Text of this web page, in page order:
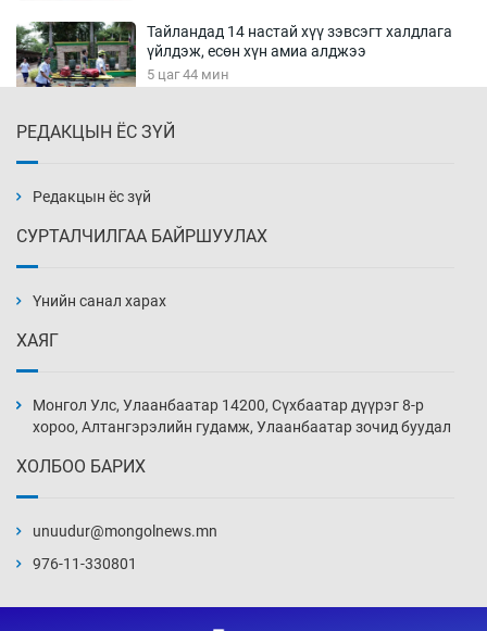
Тайландад 14 настай хүү зэвсэгт халдлага
үйлдэж, есөн хүн амиа алджээ
5 цаг 44 мин
6 цаг 44 мин
7 цаг 14 мин
7 цаг 44 мин
РЕДАКЦЫН ЁС ЗҮЙ
Редакцын ёс зүй
СУРТАЛЧИЛГАА БАЙРШУУЛАХ
Үнийн санал харах
ХАЯГ
Монгол Улс, Улаанбаатар 14200, Сүхбаатар дүүрэг 8-р
хороо, Алтангэрэлийн гудамж, Улаанбаатар зочид буудал
ХОЛБОО БАРИХ
unuudur@mongolnews.mn
976-11-330801